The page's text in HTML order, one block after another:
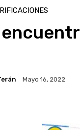
Mayo 16, 2022